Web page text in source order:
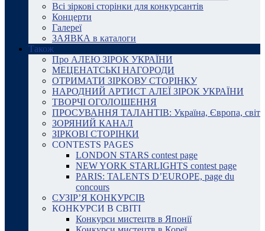
Всі зіркові сторінки для конкурсантів
Концерти
Галереї
ЗАЯВКА в каталоги
Також
Про АЛЕЮ ЗІРОК УКРАЇНИ
МЕЦЕНАТСЬКІ НАГОРОДИ
ОТРИМАТИ ЗІРКОВУ СТОРІНКУ
НАРОДНИЙ АРТИСТ АЛЕЇ ЗІРОК УКРАЇНИ
ТВОРЧІ ОГОЛОШЕННЯ
ПРОСУВАННЯ ТАЛАНТІВ: Україна, Європа, світ
ЗОРЯНИЙ КАНАЛ
ЗІРКОВІ СТОРІНКИ
CONTESTS PAGES
LONDON STARS contest page
NEW YORK STARLIGHTS contest page
PARIS: TALENTS D’EUROPE, page du
concours
СУЗІР’Я КОНКУРСІВ
КОНКУРСИ В СВІТІ
Конкурси мистецтв в Японії